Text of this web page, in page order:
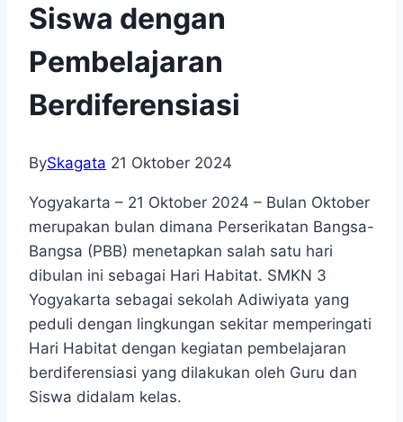
Siswa dengan
Pembelajaran
Berdiferensiasi
BySkagata 21 Oktober 2024
Yogyakarta – 21 Oktober 2024 – Bulan Oktober
merupakan bulan dimana Perserikatan Bangsa-
Bangsa (PBB) menetapkan salah satu hari
dibulan ini sebagai Hari Habitat. SMKN 3
Yogyakarta sebagai sekolah Adiwiyata yang
peduli dengan lingkungan sekitar memperingati
Hari Habitat dengan kegiatan pembelajaran
berdiferensiasi yang dilakukan oleh Guru dan
Siswa didalam kelas.